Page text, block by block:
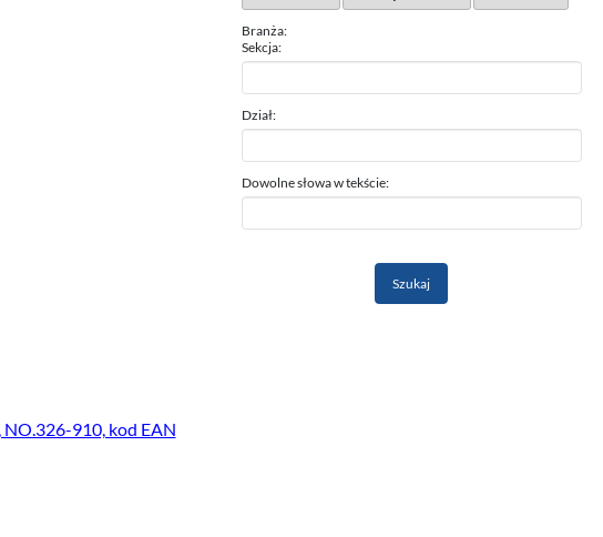
910, kod EAN
Branża:
Sekcja:
Dział:
Dowolne słowa w tekście: